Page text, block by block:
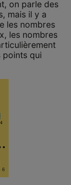
on parle des
mais il y a
les nombres
les nombres
points qui